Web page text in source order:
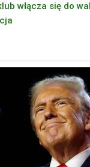
włącza się do